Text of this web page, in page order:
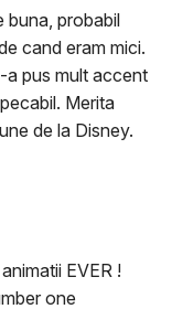
buna, probabil
cand eram mici.
a pus mult accent
Merita
de la Disney.
EVER !
one